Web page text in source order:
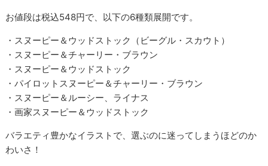
お値段は税込548円で、以下の6種類展開です。
・スヌーピー＆ウッドストック（ビーグル・スカウト）
・スヌーピー＆チャーリー・ブラウン
・スヌーピー＆ウッドストック
・パイロットスヌーピー＆チャーリー・ブラウン
・スヌーピー＆ルーシー、ライナス
・画家スヌーピー＆ウッドストック
バラエティ豊かなイラストで、選ぶのに迷ってしまうほどのか
わいさ！